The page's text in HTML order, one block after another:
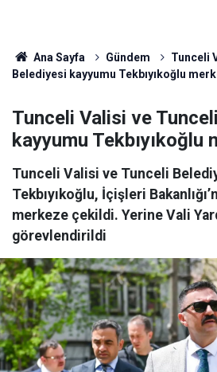
Ana Sayfa Gündem
Tunceli
Belediyesi kayyumu Tekbıyıkoğlu
Tunceli Valisi ve
kayyumu
Tunceli Valisi ve Tunceli
Tekbıyıkoğlu, İçişleri
merkeze çekildi. Yerine Vali
görevlendirildi